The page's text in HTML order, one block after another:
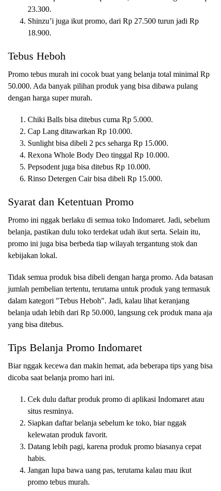
23.300.
Shinzu’i juga ikut promo, dari Rp 27.500 turun jadi Rp
18.900.
Tebus Heboh
Promo tebus murah ini cocok buat yang belanja total minimal Rp
50.000. Ada banyak pilihan produk yang bisa dibawa pulang
dengan harga super murah.
Chiki Balls bisa ditebus cuma Rp 5.000.
Cap Lang ditawarkan Rp 10.000.
Sunlight bisa dibeli 2 pcs seharga Rp 15.000.
Rexona Whole Body Deo tinggal Rp 10.000.
Pepsodent juga bisa ditebus Rp 10.000.
Rinso Detergen Cair bisa dibeli Rp 15.000.
Syarat dan Ketentuan Promo
Promo ini nggak berlaku di semua toko Indomaret. Jadi, sebelum
belanja, pastikan dulu toko terdekat udah ikut serta. Selain itu,
promo ini juga bisa berbeda tiap wilayah tergantung stok dan
kebijakan lokal.
Tidak semua produk bisa dibeli dengan harga promo. Ada batasan
jumlah pembelian tertentu, terutama untuk produk yang termasuk
dalam kategori "Tebus Heboh". Jadi, kalau lihat keranjang
belanja udah lebih dari Rp 50.000, langsung cek produk mana aja
yang bisa ditebus.
Tips Belanja Promo Indomaret
Biar nggak kecewa dan makin hemat, ada beberapa tips yang bisa
dicoba saat belanja promo hari ini.
Cek dulu daftar produk promo di aplikasi Indomaret atau
situs resminya.
Siapkan daftar belanja sebelum ke toko, biar nggak
kelewatan produk favorit.
Datang lebih pagi, karena produk promo biasanya cepat
habis.
Jangan lupa bawa uang pas, terutama kalau mau ikut
promo tebus murah.